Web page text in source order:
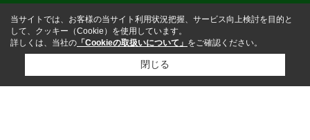
当サイトでは、お客様の当サイト利用状況把握、サービス向上検討を目的と
して、クッキー（Cookie）を使用しています。
詳しくは、当社の 「Cookieの取扱いについて」 をご確認ください。
閉じる